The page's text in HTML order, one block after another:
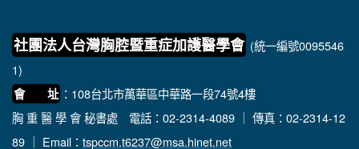
社團法人台灣胸腔暨重症加護醫學會 (統一編號0095546
1)
會 址 ：108台北市萬華區中華路一段74號4樓
胸 重 醫 學 會 秘書處 電話：02-2314-4089 ｜ 傳真：02-2314-12
89 ｜ Email： tspccm.t6237@msa.hinet.net